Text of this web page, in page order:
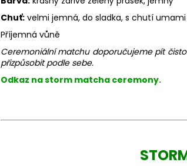
Chuť: velmi jemná, do sladka, s chutí umami
Příjemná vůně
Ceremoniální matchu doporučujeme pít
přizpůsobit podle sebe.
Odkaz na storm matcha ceremony.